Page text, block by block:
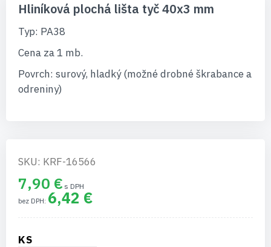
začiatok
galérie
obrázkov
Hliníková plochá lišta tyč 40x3 mm
Typ: PA38
Cena za 1 mb.
Povrch: surový, hladký (možné drobné škrabance a
odreniny)
SKU: KRF-16566
7,90 €
6,42 €
KS